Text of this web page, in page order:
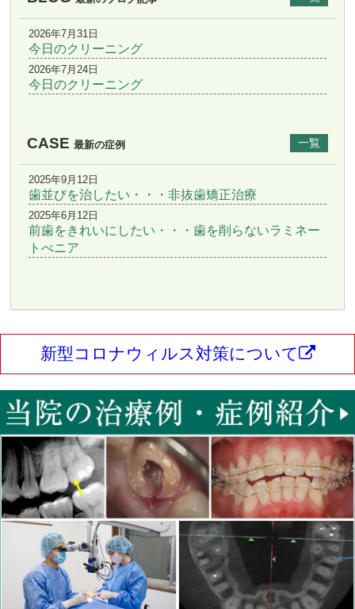
2026年7月31日
今日のクリーニング
2026年7月24日
今日のクリーニング
CASE 最新の症例 一覧
2025年9月12日
歯並びを治したい・・・非抜歯矯正治療
2025年6月12日
前歯をきれいにしたい・・・歯を削らないラミネー
トべニア
新型コロナウィルス対策について